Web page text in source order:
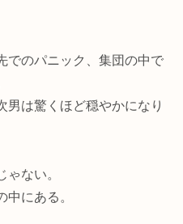
でのパニック、集団の中で
男は驚くほど穏やかになり
ない。
にある。